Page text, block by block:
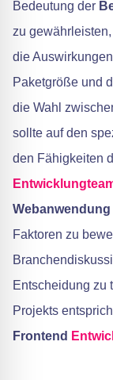
Bedeutung der
zu
die
Paketgröße und
die Wahl
sollte auf den
den Fähigkeiten
Webanwendung
Faktoren zu
Entscheidung zu
Projekts
Frontend